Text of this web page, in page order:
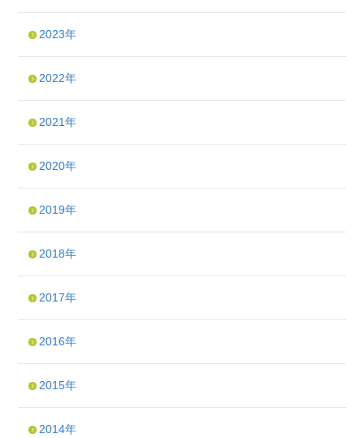
2023年
2022年
2021年
2020年
2019年
2018年
2017年
2016年
2015年
2014年